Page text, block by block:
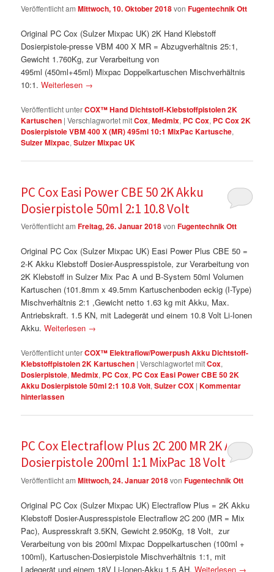
Veröffentlicht amMittwoch, 10. Oktober 2018vonFugentechnik Ott
Original PC Cox (Sulzer Mixpac UK) 2K Hand Klebstoff
Dosierpistole-presse VBM 400 X MR = Abzugverhältnis 25:1,
Gewicht 1.760Kg, zur Verarbeitung von
495ml (450ml+45ml) Mixpac Doppelkartuschen Mischverhältnis
10:1.Weiterlesen →
Veröffentlicht unterCOX™ Hand Dichtstoff-Klebstoffpistolen 2K
Kartuschen |Verschlagwortet mitCox,Medmix, PC Cox, PC Cox 2K
Dosierpistole VBM 400 X (MR) 495ml 10:1 MixPac Kartusche,
Sulzer Mixpac,Sulzer Mixpac UK
PC Cox Easi Power CBE 50 2K Akku
Dosierpistole 50ml 2:1 10.8 Volt
Veröffentlicht amFreitag, 26. Januar 2018vonFugentechnik Ott
Original PC Cox (Sulzer Mixpac UK) Easi Power Plus CBE 50 =
2-K Akku Klebstoff Dosier-Auspresspistole, zur Verarbeitung von
2K Klebstoff in Sulzer Mix Pac A und B-System 50ml Volumen
Kartuschen (101.8mm x 49.5mm Kartuschenboden eckig (I-Type)
Mischverhältnis 2:1 ,Gewicht netto 1.63 kg mit Akku, Max.
Antriebskraft. 1.5 KN, mit Ladegerät und einem 10.8 Volt Li-Ionen
Akku.Weiterlesen →
Veröffentlicht unterCOX™ Elektraflow/Powerpush Akku Dichtstoff-
Klebstoffpistolen 2K Kartuschen |Verschlagwortet mitCox,
Dosierpistole,Medmix, PC Cox, PC Cox Easi Power CBE 50 2K
Akku Dosierpistole 50ml 2:1 10.8 Volt,Sulzer COX |Kommentar
hinterlassen
PC Cox Electraflow Plus 2C 200 MR 2K Akku
Dosierpistole 200ml 1:1 MixPac 18 Volt
Veröffentlicht amMittwoch, 24. Januar 2018vonFugentechnik Ott
Original PC Cox (Sulzer Mixpac UK) Electraflow Plus = 2K Akku
Klebstoff Dosier-Auspresspistole Electraflow 2C 200 (MR = Mix
Pac), Auspresskraft 3.5KN, Gewicht 2.950Kg, 18 Volt, zur
Verarbeitung von bis 200ml Mixpac Doppelkartuschen (100ml +
100ml), Kartuschen-Dosierpistole Mischverhältnis 1:1, mit
Ladegerät und einem 18V Li-Ionen-Akku 1.5 AH.Weiterlesen →